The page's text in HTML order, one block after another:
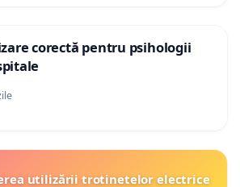
corectă pentru psihologii
utilizării trotinetelor electrice